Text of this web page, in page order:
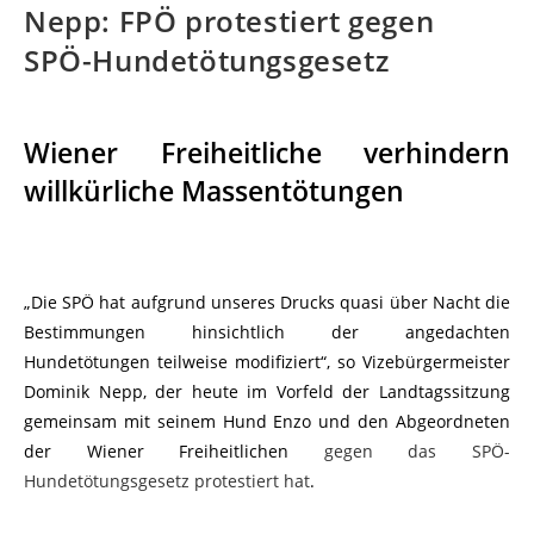
Nepp: FPÖ protestiert gegen
SPÖ-Hundetötungsgesetz
Wiener Freiheitliche verhindern
willkürliche Massentötungen
„Die SPÖ hat aufgrund unseres Drucks quasi über Nacht die
Bestimmungen hinsichtlich der angedachten
Hundetötungen teilweise modifiziert“, so Vizebürgermeister
Dominik Nepp, der heute im Vorfeld der Landtagssitzung
gemeinsam mit seinem Hund Enzo und den Abgeordneten
der Wiener Freiheitlichen gegen das SPÖ-
Hundetötungsgesetz protestiert hat.